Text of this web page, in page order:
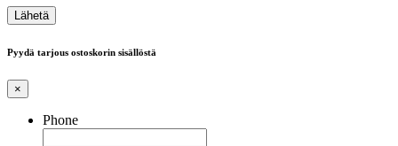
Pyydä tarjous ostoskorin sisällöstä
×
Phone